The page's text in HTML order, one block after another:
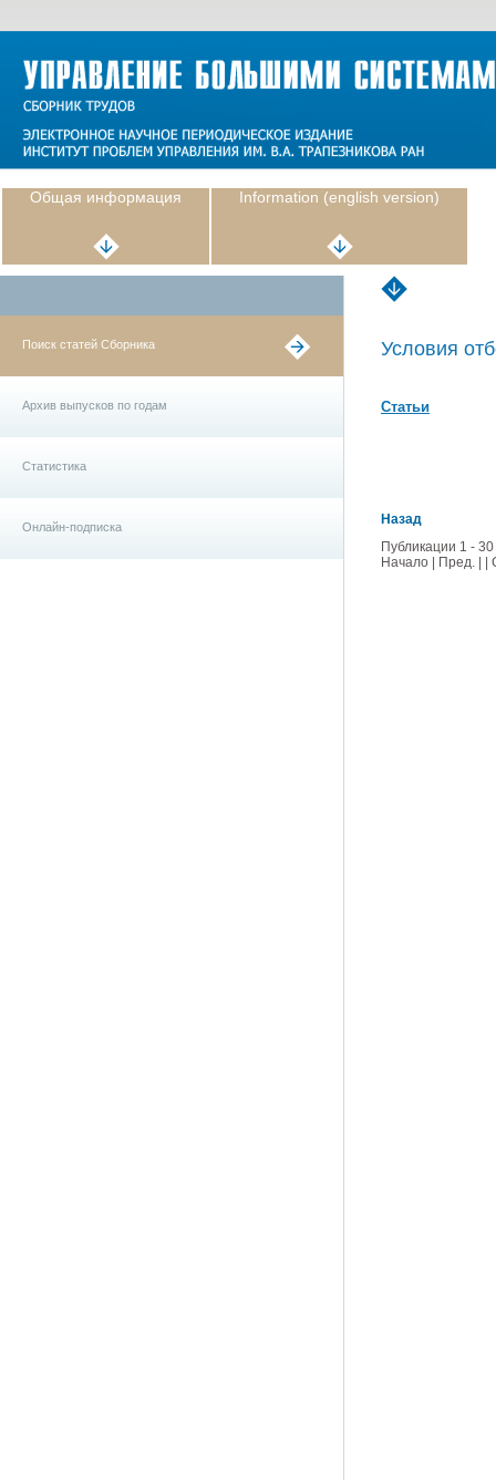
Общая информация Information (english version)
Поиск статей Сборника
Архив выпусков по годам
Статистика
Онлайн-подписка
Условия
Статьи
Назад
Публикации 1 -
Начало | Пред. | |